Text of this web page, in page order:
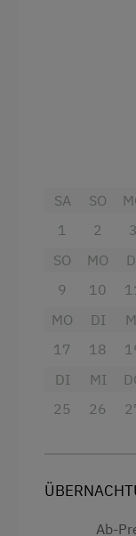
Kinder-
Kinder
Ausstattung
E-Herd
Geschirr
(incl.
Kinder bei
Ausstattung
4
Dusche
SA
1
SO
2
3
SO
9
MO
10
MO
17
DI
18
DI
25
MI
26
Ab-